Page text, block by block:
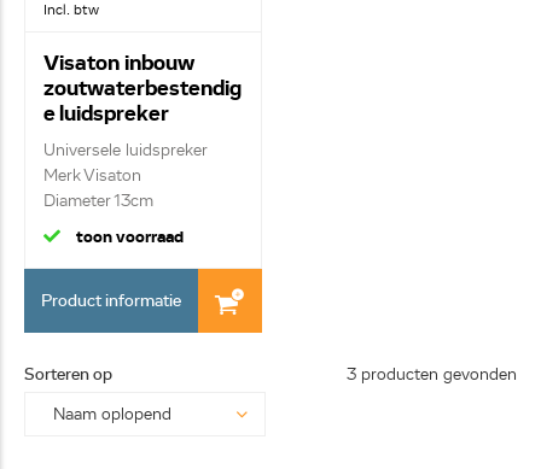
Incl. btw
Visaton inbouw
zoutwaterbestendig
e luidspreker
FR13WP
Universele luidspreker
Merk Visaton
Diameter 13cm
toon voorraad
Product informatie
Sorteren op 3 producten gevonden